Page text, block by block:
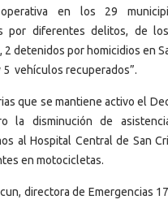
en los 29
por diferentes delitos, de
2 detenidos por homicidios en
5 vehículos recuperados”.
que se mantiene activo el
la disminución de
al Hospital Central de San
en motocicletas.
directora de Emergencias